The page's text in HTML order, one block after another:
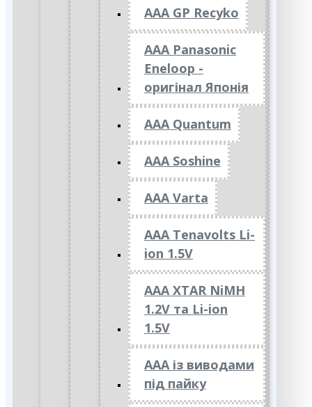
AAA GP Recyko
AAA Panasonic
Eneloop -
оригінал Японія
AAA Quantum
AAA Soshine
AAA Varta
AAA Tenavolts Li-
ion 1.5V
AAA XTAR NiMH
1.2V та Li-ion
1.5V
ААА із виводами
під пайку